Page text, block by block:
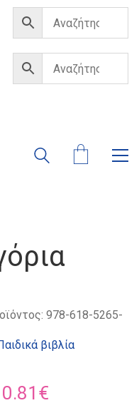
978-618-5265-
βιβλία
€